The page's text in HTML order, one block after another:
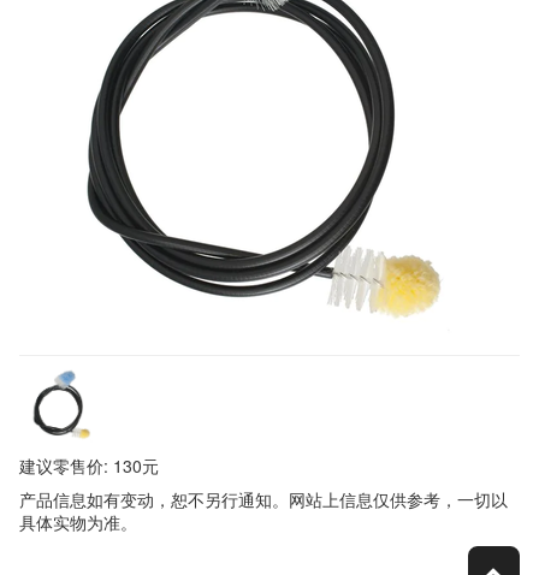
建议零售价: 130元
产品信息如有变动，恕不另行通知。网站上信息仅供参考，一切以
具体实物为准。